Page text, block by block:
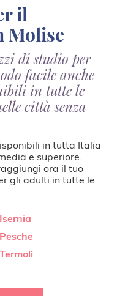
Molise
di studio per
facile anche
in tutte le
città senza
in tutta Italia
e superiore.
ora il tuo
gli adulti in tutte le